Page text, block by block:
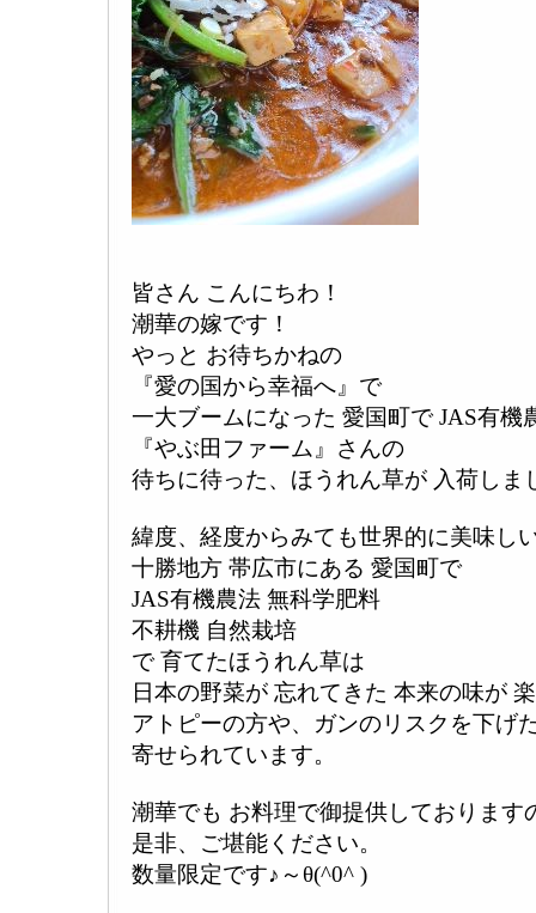
皆さん こんにちわ！
潮華の嫁です！
やっと お待ちかねの
『愛の国から幸福へ』で
一大ブームになった 愛国町で JAS有機
『やぶ田ファーム』さんの
待ちに待った、ほうれん草が 入荷しま
緯度、経度からみても世界的に美味し
十勝地方 帯広市にある 愛国町で
JAS有機農法 無科学肥料
不耕機 自然栽培
で 育てたほうれん草は
日本の野菜が 忘れてきた 本来の味が
アトピーの方や、ガンのリスクを下げ
寄せられています。
潮華でも お料理で御提供しております
是非、ご堪能ください。
数量限定です♪～θ(^0^ )